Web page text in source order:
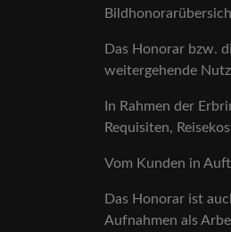
Das Honorar bzw.
weitergehende
In Rahmen der
Requisiten,
Vom Kunden in
Das Honorar ist
Aufnahmen als